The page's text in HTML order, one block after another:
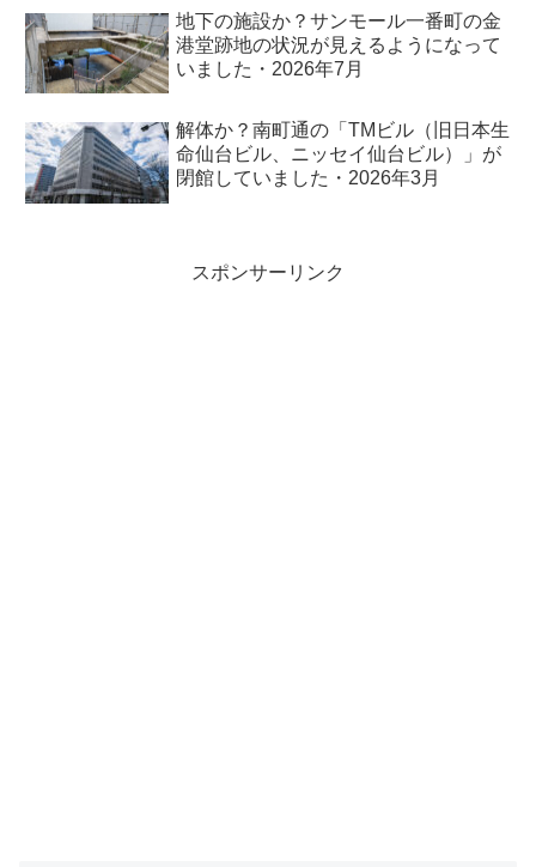
地下の施設か？サンモール一番町の金
港堂跡地の状況が見えるようになって
いました・2026年7月
解体か？南町通の「TMビル（旧日本生
命仙台ビル、ニッセイ仙台ビル）」が
閉館していました・2026年3月
スポンサーリンク